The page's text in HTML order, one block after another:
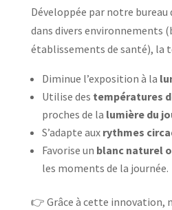
Développée par notre bureau
dans divers environnements
établissements de santé), la
Diminue l’exposition à la
Utilise des températures
proches de la lumière du
S’adapte aux rythmes
Favorise un blanc naturel
les moments de la journée.
👉 Grâce à cette innovation,